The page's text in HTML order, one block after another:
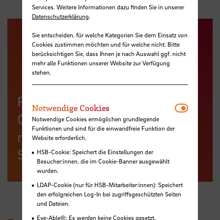
Pressemitteilung zum HSB-
Gerätezentrum für
multidiziplinäre
Strukturanalyse
Services. Weitere Informationen dazu finden Sie in unserer
Datenschutzerklärung.
Sie entscheiden, für welche Kategorien Sie dem Einsatz von
Cookies zustimmen möchten und für welche nicht. Bitte
berücksichtigen Sie, dass Ihnen je nach Auswahl ggf. nicht
mehr alle Funktionen unserer Website zur Verfügung
stehen.
Notwendige Cookies
Notwendige Cookies ermöglichen grundlegende
Funktionen und sind für die einwandfreie Funktion der
Website erforderlich.
HSB-Cookie: Speichert die Einstellungen der
Besucher:innen, die im Cookie-Banner ausgewählt
wurden.
LDAP-Cookie (nur für HSB-Mitarbeiter:innen): Speichert
den erfolgreichen Log-In bei zugriffsgeschützten Seiten
und Dateien.
Eye-Able®: Es werden keine Cookies gesetzt.